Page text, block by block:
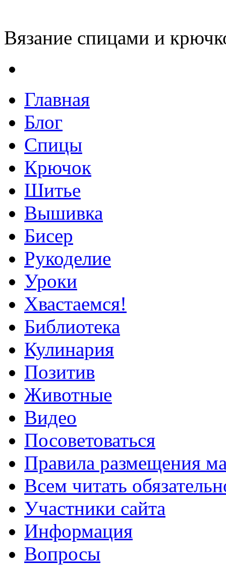
Вязание спицами и
Главная
Блог
Спицы
Крючок
Шитье
Вышивка
Бисер
Рукоделие
Уроки
Хвастаемся!
Библиотека
Кулинария
Позитив
Животные
Видео
Посоветоваться
Правила размещения
Всем читать
Участники сайта
Информация
Вопросы